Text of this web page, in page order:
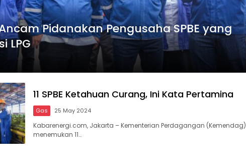
Pidanakan Pengusaha SPBE yang
LPG
11 SPBE Ketahuan Curang, Ini Kata Pertamina
Gas 25 May 2024
Kabarenergi.com, Jakarta – Kementerian Perdagangan (Kemendag)
menemukan 11…